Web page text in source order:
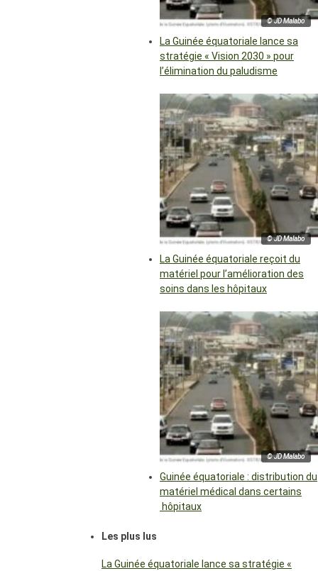
© JD Malabo
La Guinée équatoriale lance sa
stratégie « Vision 2030 » pour
l’élimination du paludisme
© JD Malabo
La Guinée équatoriale reçoit du
matériel pour l’amélioration des
soins dans les hôpitaux
© JD Malabo
Guinée équatoriale : distribution du
matériel médical dans certains
hôpitaux
Les plus lus
La Guinée équatoriale lance sa stratégie «